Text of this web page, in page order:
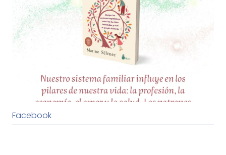
Facebook